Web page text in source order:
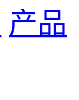
产品